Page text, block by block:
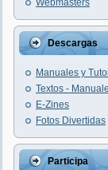
Webmasters
Descargas
Manuales y
Textos -
E-Zines
Fotos Divertidas
Participa